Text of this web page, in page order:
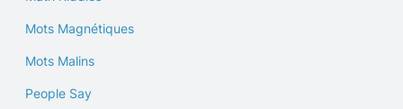
Mots Magnétiques
Mots Malins
People Say